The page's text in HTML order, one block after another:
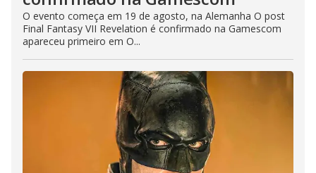
O evento começa em 19 de agosto, na Alemanha O post
Final Fantasy VII Revelation é confirmado na Gamescom
apareceu primeiro em O...